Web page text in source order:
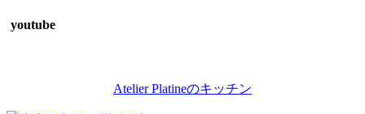
youtube
Atelier Platineのキッチン